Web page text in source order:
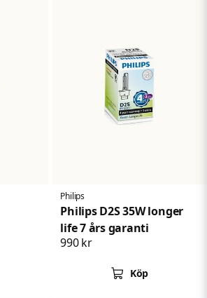
Philips
Philips D2S 35W longer
life 7 års garanti
990 kr
Köp